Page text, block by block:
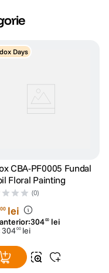
Days
CBA-PF0005 Fundal
Floral Painting
(0)
00 lei
30400 lei
30400 lei